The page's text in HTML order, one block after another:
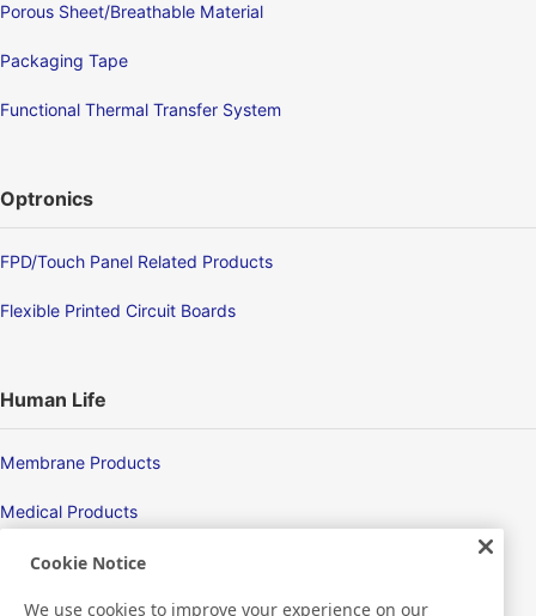
Porous Sheet/Breathable Material
Packaging Tape
Functional Thermal Transfer System
Optronics
FPD/Touch Panel Related Products
Flexible Printed Circuit Boards
Human Life
Membrane Products
Medical Products
Hygiene
Cookie Notice
We use cookies to improve your experience on our